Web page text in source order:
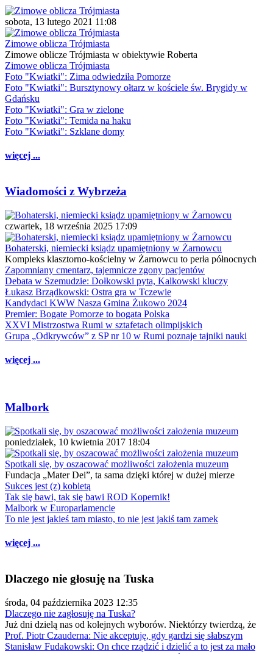
sobota, 13 lutego 2021 11:08
Zimowe oblicza Trójmiasta
Zimowe oblicze Trójmiasta w obiektywie Roberta
Zimowe oblicza Trójmiasta
Foto "Kwiatki": Zima odwiedziła Pomorze
Foto "Kwiatki": Bursztynowy ołtarz w kościele św. Brygidy w
Gdańsku
Foto "Kwiatki": Gra w zielone
Foto "Kwiatki": Temida na haku
Foto "Kwiatki": Szklane domy
więcej ...
Wiadomości z Wybrzeża
czwartek, 18 września 2025 17:09
Bohaterski, niemiecki ksiądz upamiętniony w Żarnowcu
Kompleks klasztorno-kościelny w Żarnowcu to perła północnych
Zapomniany cmentarz, tajemnicze zgony pacjentów
Debata w Szemudzie: Dołkowski pyta, Kalkowski kluczy
Łukasz Brządkowski: Ostra gra w Tczewie
Kandydaci KWW Nasza Gmina Żukowo 2024
Premier: Bogate Pomorze to bogata Polska
XXVI Mistrzostwa Rumi w sztafetach olimpijskich
Grupa „Odkrywców” z SP nr 10 w Rumi poznaje tajniki nauki
więcej ...
Malbork
poniedziałek, 10 kwietnia 2017 18:04
Spotkali się, by oszacować możliwości założenia muzeum
Fundacja „Mater Dei”, ta sama dzięki której w dużej mierze
Sukces jest (z) kobietą
Tak się bawi, tak się bawi ROD Kopernik!
Malbork w Europarlamencie
To nie jest jakieś tam miasto, to nie jest jakiś tam zamek
więcej ...
Dlaczego nie głosuję na Tuska
środa, 04 października 2023 12:35
Dlaczego nie zagłosuję na Tuska?
Już dni dzielą nas od kolejnych wyborów. Niektórzy twierdzą, że
Prof. Piotr Czauderna: Nie akceptuję, gdy gardzi się słabszym
Stanisław Fudakowski: On chce rządzić i dzielić a to jest za mało